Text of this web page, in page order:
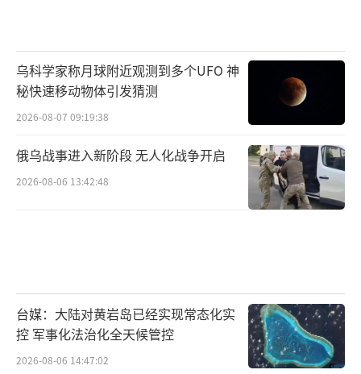
地都有人游行示威反对马斯克。在特朗普仍然
信任马斯克的前提下，这些代价或许是马斯克
尚能承受的。而一旦哪一天特朗普认为让马斯
克退出政治角斗场更有利，马斯克势必将付出
更大代价。给苏珊·威尔斯拎包并自称是苏珊
·威尔斯大粉丝的马斯克，是察觉到这一点了
吗？马斯克为白宫幕僚长拎包有何意味！（责任
乌科学家称月球附近观测到多个UFO 神
秘快速移动物体引发猜测
2026-08-07 09:19:38
俄乌战事进入新阶段 无人化战争开启
2026-08-06 13:42:48
台媒：大陆对黄岩岛已经实现常态化实
控 军事化法治化全天候管控
2026-08-06 14:47:02